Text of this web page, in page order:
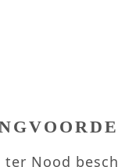
ter Nood